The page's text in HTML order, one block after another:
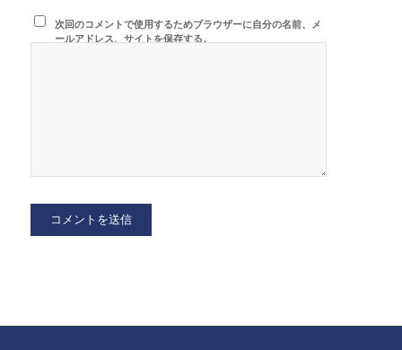
次回のコメントで使用するためブラウザーに自分の名前、メ
ールアドレス、サイトを保存する。